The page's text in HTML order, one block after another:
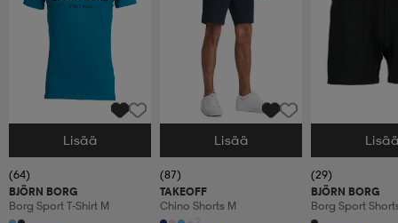
Valitse Koko
Lisää
(64)
BJÖRN BORG
Borg Sport T-Shirt M
Valitse Koko
Lisää
(87)
TAKEOFF
Chino Shorts M
Valitse Koko
(29)
BJÖRN BORG
Borg Sport